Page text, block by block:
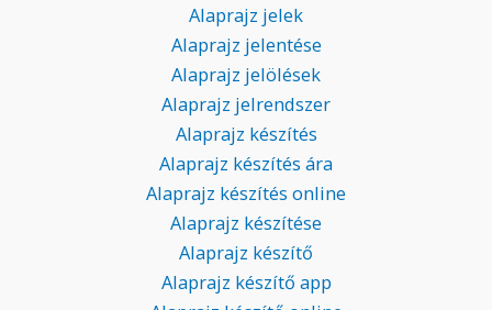
Alaprajz jelek
Alaprajz jelentése
Alaprajz jelölések
Alaprajz jelrendszer
Alaprajz készítés
Alaprajz készítés ára
Alaprajz készítés online
Alaprajz készítése
Alaprajz készítő
Alaprajz készítő app